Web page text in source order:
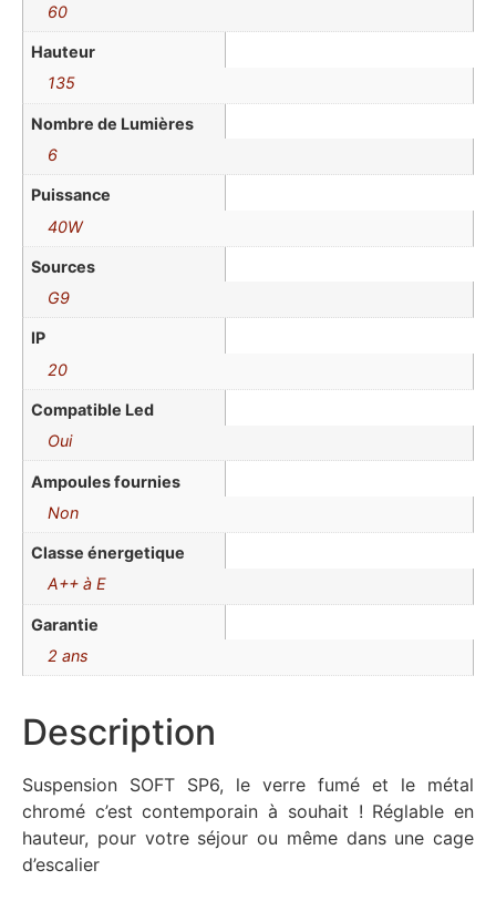
60
Hauteur
135
Nombre de Lumières
6
Puissance
40W
Sources
G9
IP
20
Compatible Led
Oui
Ampoules fournies
Non
Classe énergetique
A++ à E
Garantie
2 ans
Description
Suspension SOFT SP6, le verre fumé et le métal
chromé c’est contemporain à souhait ! Réglable en
hauteur, pour votre séjour ou même dans une cage
d’escalier